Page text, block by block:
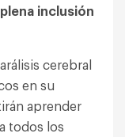
inclusión
cerebral
en su
aprender
todos los